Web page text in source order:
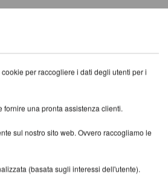
per raccogliere i dati degli utenti per i
una pronta assistenza clienti.
sul nostro sito web. Ovvero raccogliamo le
(basata sugli interessi dell'utente).